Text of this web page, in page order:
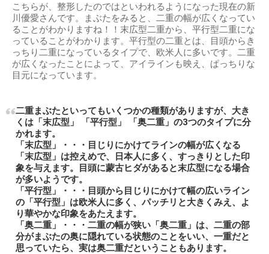
こちらが、整形したのではといわれるようになった現在の新
川優愛さんです。まぶたをみると、二重の幅が広くなってい
ることがわかりますね！！末広型二重から、平行型二重にな
っていることがわかります。平行型の二重とは、目頭からき
っちり二重になっているタイプで、欧米人に多いです。二重
が広くなったことによって、アイラインも映え、ぱっちりな
目元になっています。
二重まぶたといってもいくつかの種類がありますが、大き
くは「末広型」 「平行型」 「奥二重」の3つのタイプに分
かれます。
「末広型」・・・目じりにかけてラインの幅が広くなる
「末広型」は控えめで、日本人に多く、すっきりとした印
象を与えます。目頭に蒙古ヒダがあると末広型になる場合
が多いようです。
「平行型」・・・目頭から目じりにかけて幅の広いライン
の「平行型」は欧米人に多く、パッチリと大きくみえ、よ
り華やかな印象をあたえます。
「奥二重」・・・二重の幅が狭い「奥二重」は、二重の部
分がまぶたの奥に隠れている状態のことをいい、一重だと
思っていたら、実は奥二重だということもあります。